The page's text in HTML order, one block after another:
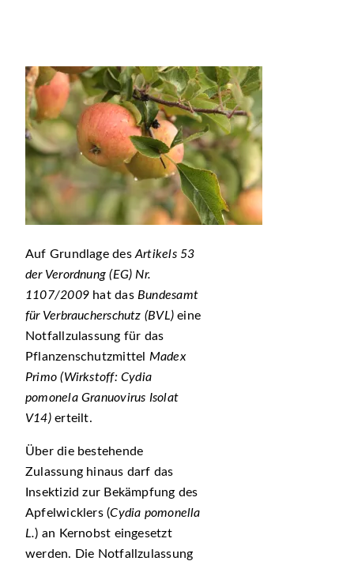
Auf Grundlage des Artikels 53
der Verordnung (EG) Nr.
1107/2009hat das Bundesamt
für Verbraucherschutz (BVL)eine
Notfallzulassung für das
Pflanzenschutzmittel Madex
Primo (Wirkstoff: Cydia
pomonela Granuovirus Isolat
V14)erteilt.
Über die bestehende
Zulassung hinaus darf das
Insektizid zur Bekämpfung des
Apfelwicklers (Cydia pomonella
L.) an Kernobst eingesetzt
werden. Die Notfallzulassung